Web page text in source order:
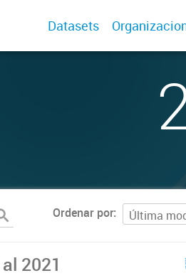
Datasets
Ordenar por
2021